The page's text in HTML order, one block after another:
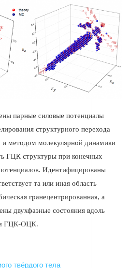
парные силовые потенциалы
структурного перехода
методом молекулярной динамики
ГЦК структуры при конечных
Идентифицированы
та или иная область
гранецентрированная, а
двухфазные состояния вдоль
ГЦК-ОЦК.
твёрдого тела